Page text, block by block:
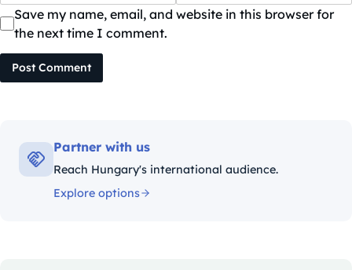
Save my name, email, and website in this browser for
the next time I comment.
Post Comment
Partner with us
Reach Hungary's international audience.
Explore options